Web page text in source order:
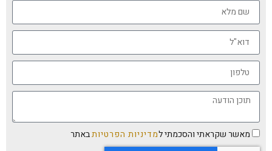
מאשר שקראתי והסכמתי למדיניות הפרטיותבאתר